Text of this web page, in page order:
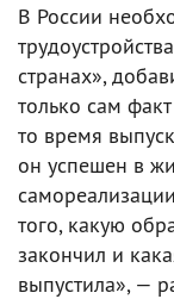
В России
странах»,
только сам
то время
он успешен в
того, какую
закончил и
выпустила», —